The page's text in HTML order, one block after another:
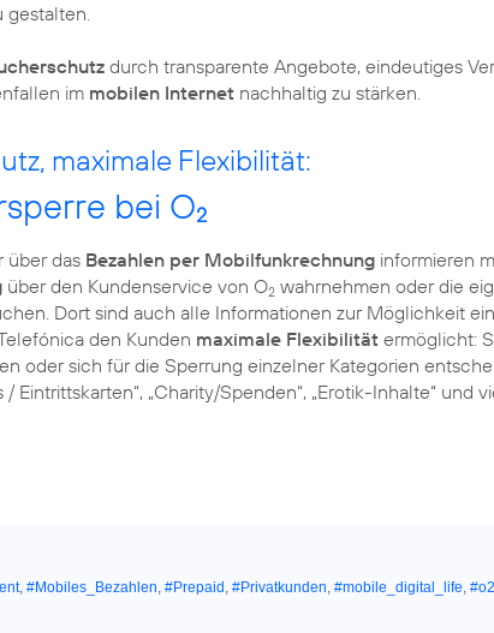
gestalten.
durch transparente Angebote, eindeutiges
im mobilen Internet nachhaltig zu stärken.
maximale Flexibilität:
bei O2
über das Bezahlen per Mobilfunkrechnung informieren
über den Kundenservice von O2 wahrnehmen oder die
Dort sind auch alle Informationen zur Möglichkeit
den Kunden maximale Flexibilität ermöglicht:
oder sich für die Sperrung einzelner Kategorien
/ Eintrittskarten“, „Charity/Spenden“, „Erotik-Inhalte“ und
, #Mobiles_Bezahlen, #Prepaid , #Privatkunden, #mobile_digital_life, #o2